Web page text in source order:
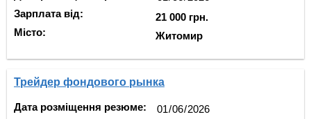
Зарплата від:
Місто:
21 000 грн.
Житомир
Трейдер фондового рынка
Дата розміщення резюме: